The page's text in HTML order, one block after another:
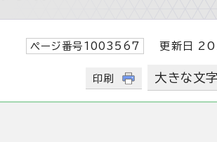
ページ番号1003567 更新日
印刷 大きな文